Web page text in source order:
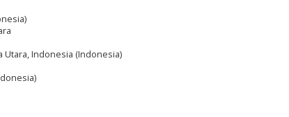
Utara, Indonesia (Indonesia)